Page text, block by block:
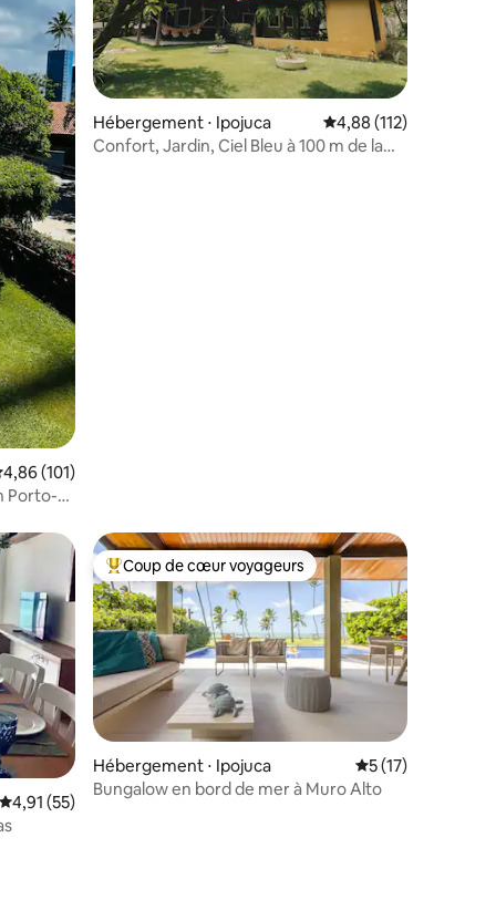
: 4,97 sur 5
moyenne sur la base de 101 commentaires : 4,86 sur 5
4,86 (101)
Porto-
Hébergement ⋅ Ipojuca Évaluation moyenne
4,88 (112)
Confort, Jardin, Ciel Bleu à 100 m de la
Évaluation moyenne sur la base de 55 commentaires : 4,91 sur 5
4,91 (55)
Coups de cœur voyageurs les plus appréciés
Coup de cœur voyageurs
Hébergement ⋅ Ipojuca Évaluation
5 (17)
Bungalow en bord de mer à Muro Alto